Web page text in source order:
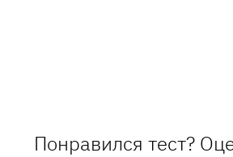
Понравился тест?